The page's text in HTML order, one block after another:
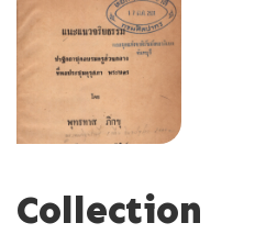
Collection